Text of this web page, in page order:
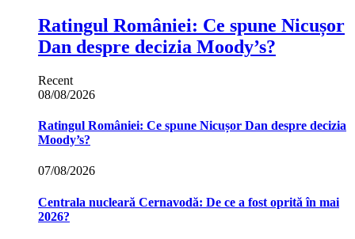
Ratingul României: Ce spune Nicușor
Dan despre decizia Moody’s?
Recent
08/08/2026
Ratingul României: Ce spune Nicușor Dan despre decizia
Moody’s?
07/08/2026
Centrala nucleară Cernavodă: De ce a fost oprită în mai
2026?